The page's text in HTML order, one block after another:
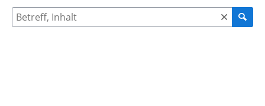
Suche nach Meldungen und Kommentaren